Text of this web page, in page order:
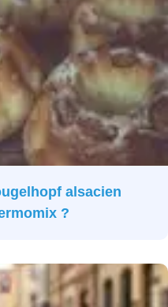
alsacien
?